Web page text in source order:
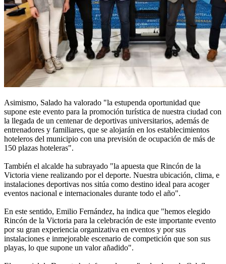
Asimismo, Salado ha valorado "la estupenda oportunidad que
supone este evento para la promoción turística de nuestra ciudad con
la llegada de un centenar de deportivas universitarios, además de
entrenadores y familiares, que se alojarán en los establecimientos
hoteleros del municipio con una previsión de ocupación de más de
150 plazas hoteleras".
También el alcalde ha subrayado "la apuesta que Rincón de la
Victoria viene realizando por el deporte. Nuestra ubicación, clima, e
instalaciones deportivas nos sitúa como destino ideal para acoger
eventos nacional e internacionales durante todo el año".
En este sentido, Emilio Fernández, ha indica que "hemos elegido
Rincón de la Victoria para la celebración de este importante evento
por su gran experiencia organizativa en eventos y por sus
instalaciones e inmejorable escenario de competición que son sus
playas, lo que supone un valor añadido".